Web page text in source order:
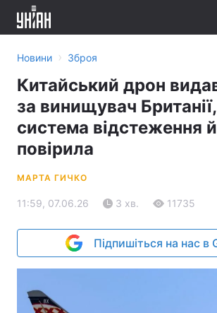
Новини › Зброя
Китайський дрон
за винищувач Британії,
система відстеження
повірила
МАРТА ГИЧКО
11:59, 07.06.26 3 хв. 11735
Підпишіться на нас в